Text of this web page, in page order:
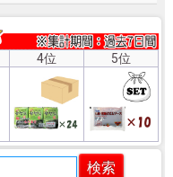
4位 5位